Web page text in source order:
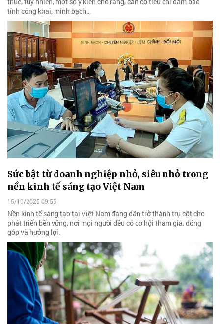
tính công khai, minh bạch…
Sức bật từ doanh nghiệp nhỏ, siêu nhỏ trong
nền kinh tế sáng tạo Việt Nam
15/10/2025 09:55
Nền kinh tế sáng tạo tại Việt Nam đang dần trở thành trụ cột cho
phát triển bền vững, nơi mọi người đều có cơ hội tham gia, đóng
góp và hưởng lợi.